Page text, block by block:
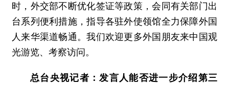
时，外交部不断优化签证等政策，会同有关部门出
台系列便利措施，指导各驻外使领馆全力保障外国
人来华渠道畅通。我们欢迎更多外国朋友来中国观
光游览、考察访问。
总台央视记者：发言人能否进一步介绍第三